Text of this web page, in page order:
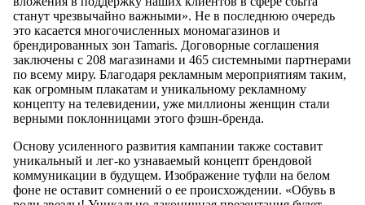
станут чрезвычайно важными». Не в последнюю очередь
это касается многочисленных мономагазинов и
брендированных зон Tamaris. Договорные соглашения
заключены с 208 магазинами и 465 системными партнерами
по всему миру. Благодаря рекламным мероприятиям таким,
как огромным плакатам и уникальному рекламному
концепту на телевидении, уже миллионы женщин стали
верными поклонницами этого фэшн-бренда.
Основу усиленного развития кампании также составит
уникальный и лег-ко узнаваемый концепт брендовой
коммуникации в будущем. Изображение туфли на белом
фоне не оставит сомнений о ее происхождении. «Обувь в